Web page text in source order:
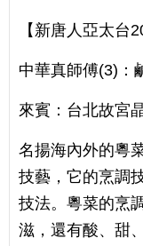
【新唐人亞太台
中華真師傅(3)：
來賓：台北故宮
名揚海內外的粵
技藝，它的烹調
技法。粵菜的烹
滋，還有酸、甜